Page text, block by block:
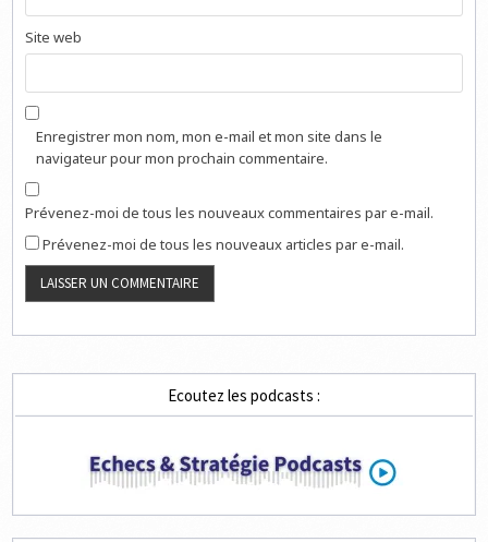
Site web
Enregistrer mon nom, mon e-mail et mon site dans le
navigateur pour mon prochain commentaire.
Prévenez-moi de tous les nouveaux commentaires par e-mail.
Prévenez-moi de tous les nouveaux articles par e-mail.
Ecoutez les podcasts :